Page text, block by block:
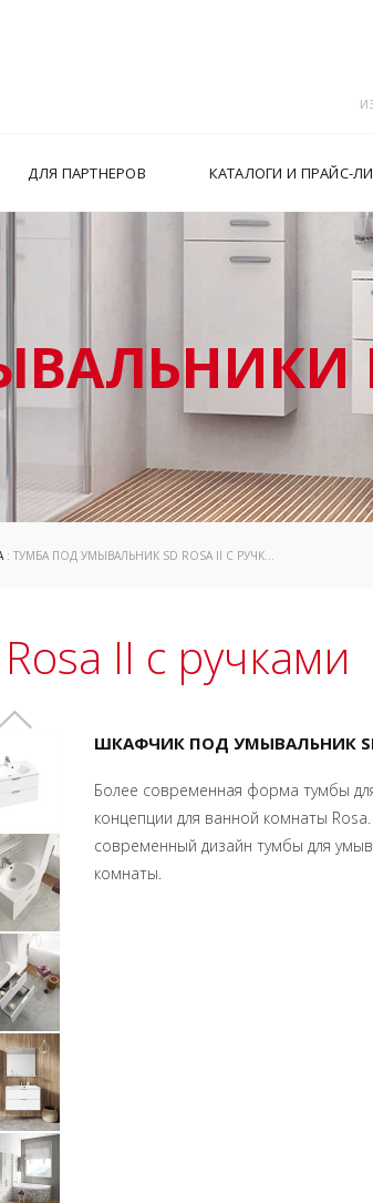
ДЛЯ ПАРТНЕРОВ КАТАЛОГИ И ПРАЙС-
: ТУМБА ПОД УМЫВАЛЬНИК SD ROSA II С РУЧКАМИ
II с ручками
ШКАФЧИК ПОД УМЫВАЛЬНИК
Более современная форма тумбы
концепции для ванной комнаты
современный дизайн тумбы для
комнаты.